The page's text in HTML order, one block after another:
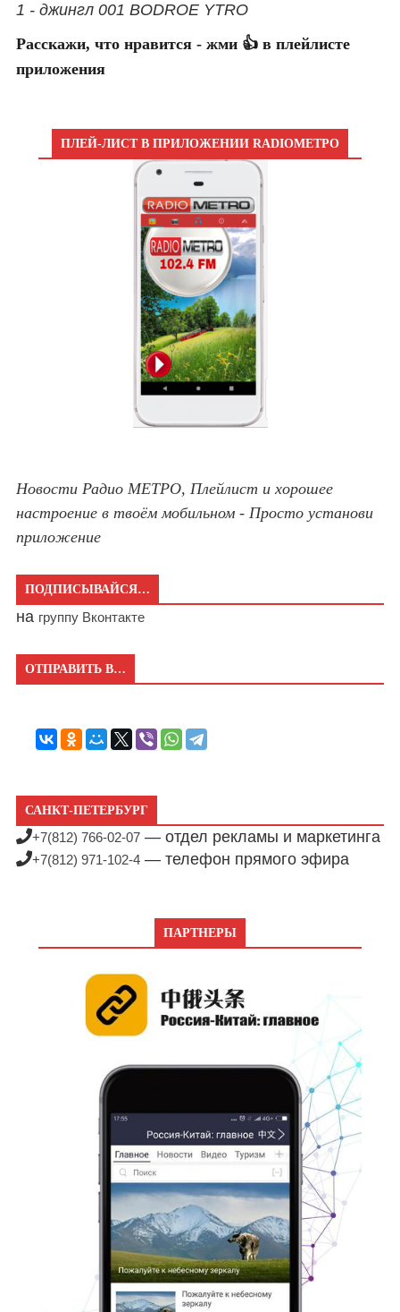
1 - джингл 001 BODROE YTRO
Расскажи, что нравится - жми 👍 в плейлисте
приложения
ПЛЕЙ-ЛИСТ В ПРИЛОЖЕНИИ RADIOМЕТРО
Новости Радио МЕТРО, Плейлист и хорошее
настроение в твоём мобильном - Просто установи
приложение
ПОДПИСЫВАЙСЯ…
на группу Вконтакте
ОТПРАВИТЬ В…
САНКТ-ПЕТЕРБУРГ
+7(812) 766-02-07 — отдел рекламы и маркетинга
+7(812) 971-102-4 — телефон прямого эфира
ПАРТНЕРЫ